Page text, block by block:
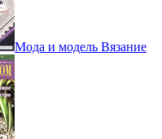
Мода и модель Вязание